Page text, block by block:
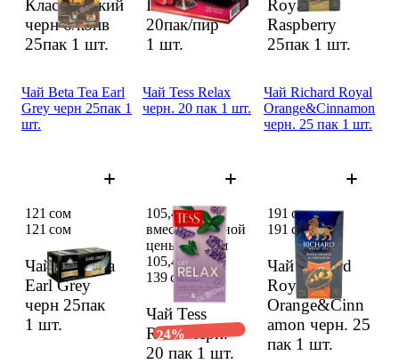
Класси­ческий
черн б/конв
25пак 1 шт.
Isabella Grape
20пак/пир
1 шт.
Royal
Raspberry
25пак 1 шт.
Чай Beta Tea Earl
Grey черн 25пак 1
шт.
Чай Beta Tea
Earl Grey
черн 25пак
1 шт.
121 сом
121 сом
Чай Tess Relax
черн. 20 пак 1 шт.
Чай Tess
Relax черн.
20 пак 1 шт.
105,48 сом
вместо обычной
цены 139 сом
105,48 сом
139 сом
24%
Чай Richard Royal
Orange&Cinnamon
черн. 25 пак 1 шт.
Чай Richard
Royal
Orange&Cinn
amon черн. 25
пак 1 шт.
191 сом
191 сом